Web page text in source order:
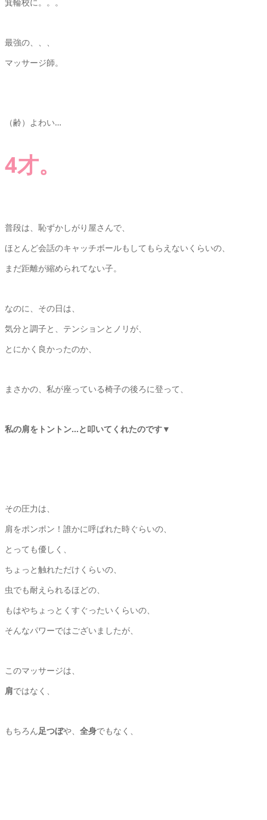
最強の、、、
マッサージ師。
（齢）よわい…
4才。
普段は、恥ずかしがり屋さんで、
ほとんど会話のキャッチボールもしてもらえないくらいの、
まだ距離が縮められてない子。
なのに、その日は、
気分と調子と、テンションとノリが、
とにかく良かったのか、
まさかの、私が座っている椅子の後ろに登って、
私の肩をトントン…と叩いてくれたのです▼
その圧力は、
肩をポンポン！誰かに呼ばれた時ぐらいの、
とっても優しく、
ちょっと触れただけくらいの、
虫でも耐えられるほどの、
もはやちょっとくすぐったいくらいの、
そんなパワーではございましたが、
このマッサージは、
肩ではなく、
もちろん足つぼや、 全身でもなく、